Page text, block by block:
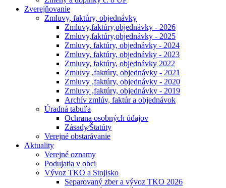
Zverejňovanie
Zmluvy, faktúry, objednávky
Zmluvy,faktúry,objednávky - 2026
Zmluvy,faktúry,objednávky - 2025
Zmluvy, faktúry, objednávky - 2024
Zmluvy, faktúry, objednávky - 2023
Zmluvy, faktúry, objednávky 2022
Zmluvy ,faktúry, objednávky - 2021
Zmluvy ,faktúry, objednávky - 2020
Zmluvy ,faktúry, objednávky - 2019
Archív zmlúv, faktúr a objednávok
Úradná tabuľa
Ochrana osobných údajov
Zásady⁄Štatúty
Verejné obstarávanie
Aktuality
Verejné oznamy
Podujatia v obci
Vývoz TKO a Stojisko
Separovaný zber a vývoz TKO 2026